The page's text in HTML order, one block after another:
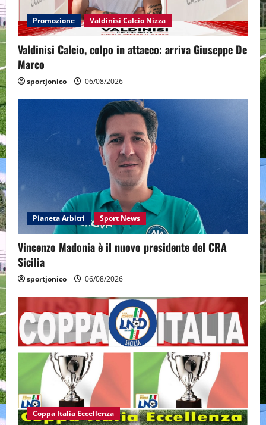
Promozione Valdinisi Calcio Nizza
Valdinisi Calcio, colpo in attacco: arriva Giuseppe De
Marco
sportjonico 06/08/2026
Pianeta Arbitri Sport News
Vincenzo Madonia è il nuovo presidente del CRA
Sicilia
sportjonico 06/08/2026
Coppa Italia Eccellenza